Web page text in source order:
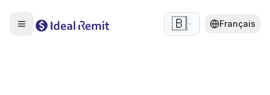
🇧🇪 Français